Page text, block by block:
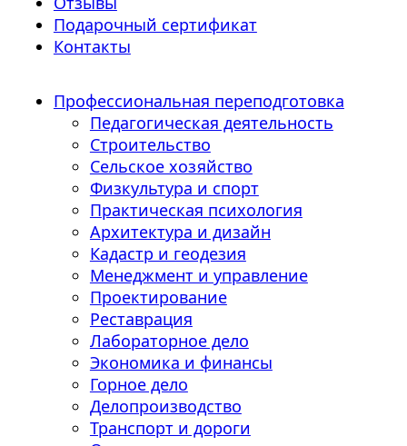
Подарочный сертификат
Контакты
Профессиональная переподготовка
Педагогическая деятельность
Строительство
Сельское хозяйство
Физкультура и спорт
Практическая психология
Архитектура и дизайн
Кадастр и геодезия
Менеджмент и управление
Проектирование
Реставрация
Лабораторное дело
Экономика и финансы
Горное дело
Делопроизводство
Транспорт и дороги